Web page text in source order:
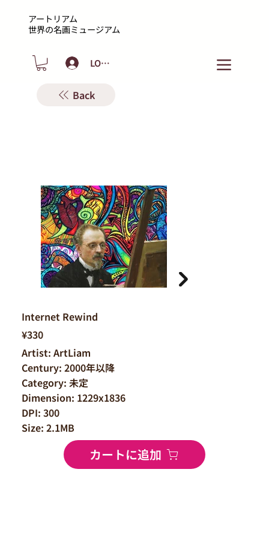
アートリアム
​世界の名画ミュージアム
LOGIN
Back
¥330
Artist: ArtLiam
Century: 2000年以降
Category: 未定
Dimension: 1229x1836
DPI: 300
Size: 2.1MB
カートに追加
Internet Rewind